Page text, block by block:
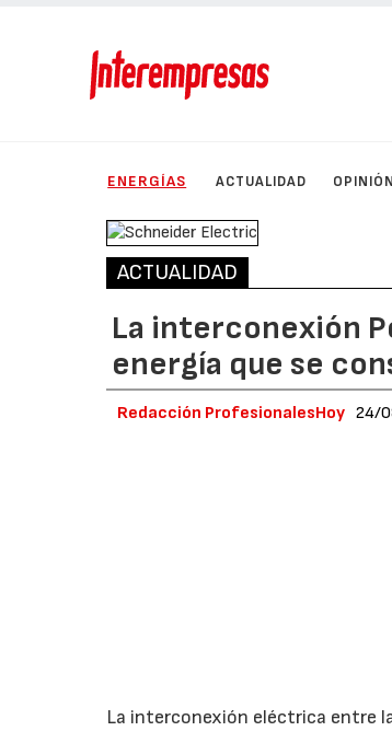
ENERGÍAS ACTUALIDAD OPINIÓN
ACTUALIDAD
La interconexión
energía que se
Redacción ProfesionalesHoy 24/
La interconexión eléctrica entre